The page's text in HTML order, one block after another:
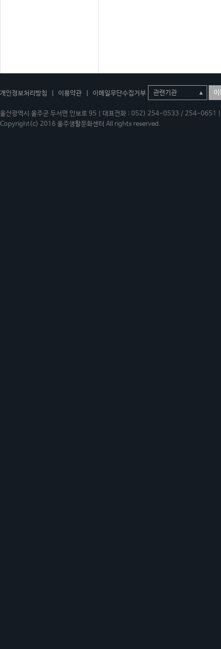
개인정보처리방침 이용약관 이메일무단수집거부 이
울산광역시 울주군 두서면 인보로 95 | 대표전화 : 052) 254-0533 / 254-
Copyright(c) 2016 울주생활문화센터 All rights reserved.